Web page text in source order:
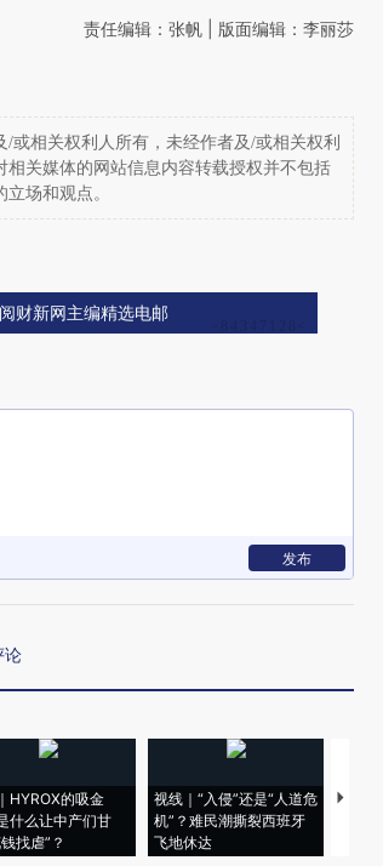
责任编辑：张帆 | 版面编辑：李丽莎
或相关权利人所有，未经作者及/或相关权利
关媒体的网站信息内容转载授权并不包括
场和观点。
财新网主编精选电邮
发布
论
HYROX的吸金
什么让中产们甘
找虐”？
视线｜“入侵”还是“人道危
机”？难民潮撕裂西班牙
飞地休达
视线
度Z
育部